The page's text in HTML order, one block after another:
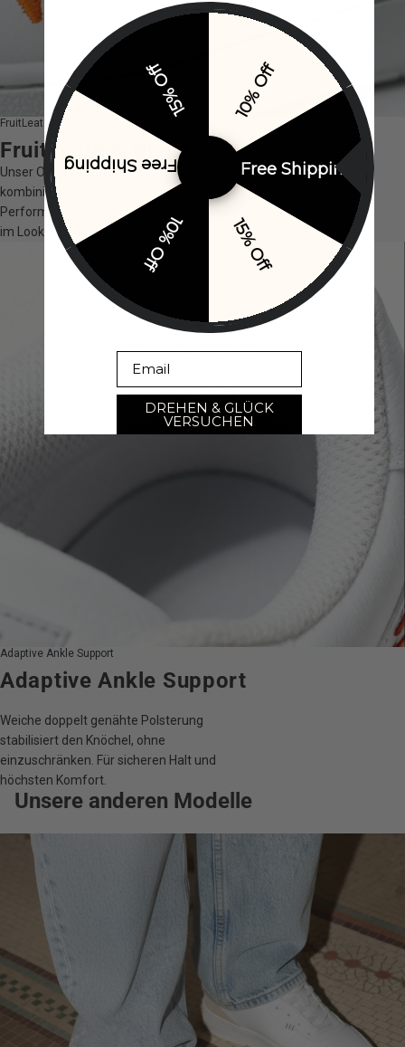
FruitLeather Blend
FruitLeather Blend
Unser Obermaterial auf Obstbasis
kombiniert Natürlichkeit mit Premium-
Performance. Robust, weich und einzigartig
im Look & Feel.
Adaptive Ankle Support
Adaptive Ankle Support
Weiche doppelt genähte Polsterung
stabilisiert den Knöchel, ohne
einzuschränken. Für sicheren Halt und
höchsten Komfort.
Unsere anderen Modelle
10% Off
Free Shipping
15% Off
10% Off
Free Shipping
15% Off
DREHEN & GLÜCK
VERSUCHEN